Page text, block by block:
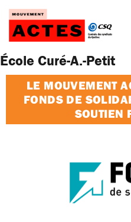
Passer
contenu
École Curé-A.-Petit
LE MOUVEMENT
FONDS DE
SOUTIEN